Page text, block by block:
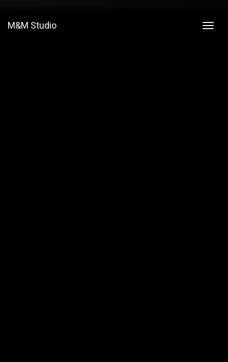
M&M Studio